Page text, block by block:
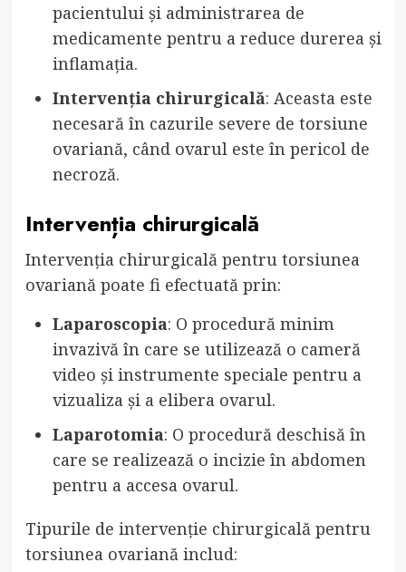
pacientului și administrarea de
medicamente pentru a reduce durerea și
inflamația.
Intervenția chirurgicală: Aceasta este
necesară în cazurile severe de torsiune
ovariană, când ovarul este în pericol de
necroză.
Intervenția chirurgicală
Intervenția chirurgicală pentru torsiunea
ovariană poate fi efectuată prin:
Laparoscopia: O procedură minim
invazivă în care se utilizează o cameră
video și instrumente speciale pentru a
vizualiza și a elibera ovarul.
Laparotomia: O procedură deschisă în
care se realizează o incizie în abdomen
pentru a accesa ovarul.
Tipurile de intervenție chirurgicală pentru
torsiunea ovariană includ: